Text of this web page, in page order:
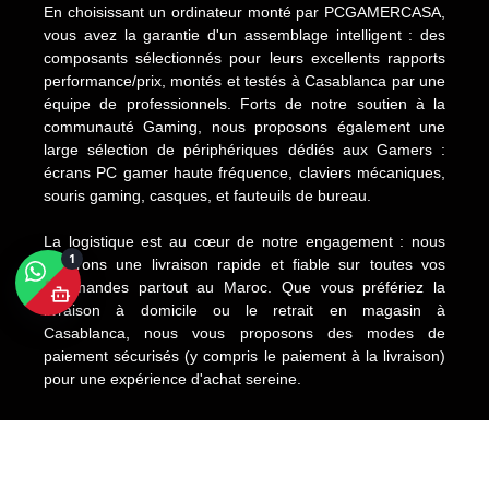
En choisissant un ordinateur monté par PCGAMERCASA,
vous avez la garantie d'un assemblage intelligent : des
composants sélectionnés pour leurs excellents rapports
performance/prix, montés et testés à Casablanca par une
équipe de professionnels. Forts de notre soutien à la
communauté Gaming, nous proposons également une
large sélection de périphériques dédiés aux Gamers :
écrans PC gamer haute fréquence, claviers mécaniques,
souris gaming, casques, et fauteuils de bureau.
La logistique est au cœur de notre engagement : nous
assurons une livraison rapide et fiable sur toutes vos
commandes partout au Maroc. Que vous préfériez la
livraison à domicile ou le retrait en magasin à
Casablanca, nous vous proposons des modes de
paiement sécurisés (y compris le paiement à la livraison)
pour une expérience d'achat sereine.
1